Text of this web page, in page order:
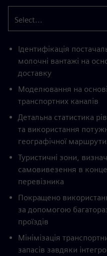
Select...
Ідентифікація
молочні вантажі на
доставку
Моделювання на
транспортних каналів
Детальна статистика
та використання
географічної
Туристичні зони,
самовивезення в
перевізника
Покращено
за допомогою
проїздів
Мінімізація
запасів завдяки